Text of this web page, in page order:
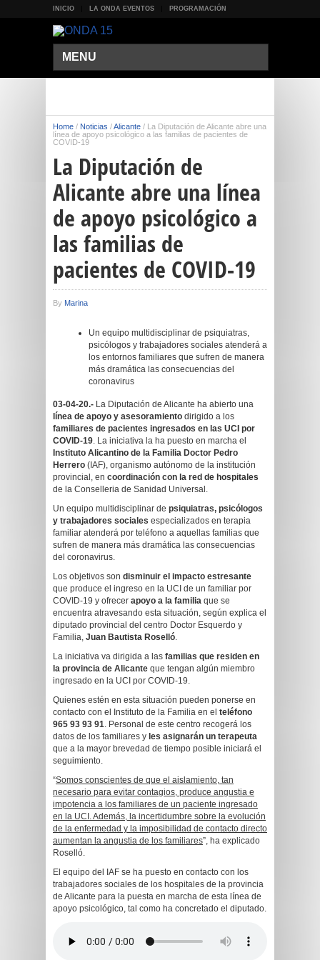
INICIO LA ONDA EVENTOS PROGRAMACIÓN
MENU
Home / Noticias /Alicante / La Diputación de Alicante abre una
línea de apoyo psicológico a las familias de pacientes de
COVID-19
La Diputación de
Alicante abre una línea
de apoyo psicológico a
las familias de
pacientes de COVID-19
By Marina
Un equipo multidisciplinar de psiquiatras,
psicólogos y trabajadores sociales atenderá a
los entornos familiares que sufren de manera
más dramática las consecuencias del
coronavirus
03-04-20.- La Diputación de Alicante ha abierto una
línea de apoyo y asesoramiento dirigido a los
familiares de pacientes ingresados en las UCI por
COVID-19. La iniciativa la ha puesto en marcha el
Instituto Alicantino de la Familia Doctor Pedro
Herrero (IAF), organismo autónomo de la institución
provincial, en coordinación con la red de hospitales
de la Conselleria de Sanidad Universal.
Un equipo multidisciplinar de psiquiatras, psicólogos
y trabajadores sociales especializados en terapia
familiar atenderá por teléfono a aquellas familias que
sufren de manera más dramática las consecuencias
del coronavirus.
Los objetivos son disminuir el impacto estresante
que produce el ingreso en la UCI de un familiar por
COVID-19 y ofrecer apoyo a la familia que se
encuentra atravesando esta situación, según explica el
diputado provincial del centro Doctor Esquerdo y
Familia, Juan Bautista Roselló.
La iniciativa va dirigida a las familias que residen en
la provincia de Alicante que tengan algún miembro
ingresado en la UCI por COVID-19.
Quienes estén en esta situación pueden ponerse en
contacto con el Instituto de la Familia en el teléfono
965 93 93 91. Personal de este centro recogerá los
datos de los familiares y les asignarán un terapeuta
que a la mayor brevedad de tiempo posible iniciará el
seguimiento.
“Somos conscientes de que el aislamiento, tan
necesario para evitar contagios, produce angustia e
impotencia a los familiares de un paciente ingresado
en la UCI. Además, la incertidumbre sobre la evolución
de la enfermedad y la imposibilidad de contacto directo
aumentan la angustia de los familiares”, ha explicado
Roselló.
El equipo del IAF se ha puesto en contacto con los
trabajadores sociales de los hospitales de la provincia
de Alicante para la puesta en marcha de esta línea de
apoyo psicológico, tal como ha concretado el diputado.